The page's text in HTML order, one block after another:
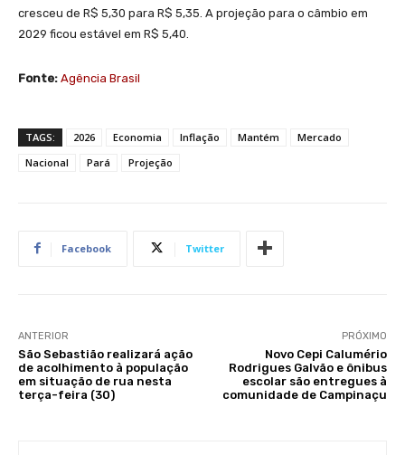
cresceu de R$ 5,30 para R$ 5,35. A projeção para o câmbio em
2029 ficou estável em R$ 5,40.
Fonte: Agência Brasil
TAGS: 2026 Economia Inflação Mantém
Mercado
Nacional
Pará Projeção
Facebook Twitter
ANTERIOR
São Sebastião realizará ação
de acolhimento à população
em situação de rua nesta
terça-feira (30)
PRÓXIMO
Novo Cepi Calumério
Rodrigues Galvão e ônibus
escolar são entregues à
comunidade de Campinaçu